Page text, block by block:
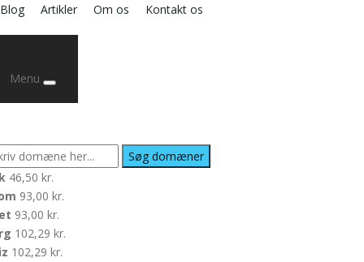
Blog Artikler Om os Kontakt os
Menu
46,50 kr.
93,00 kr.
93,00 kr.
102,29 kr.
102,29 kr.